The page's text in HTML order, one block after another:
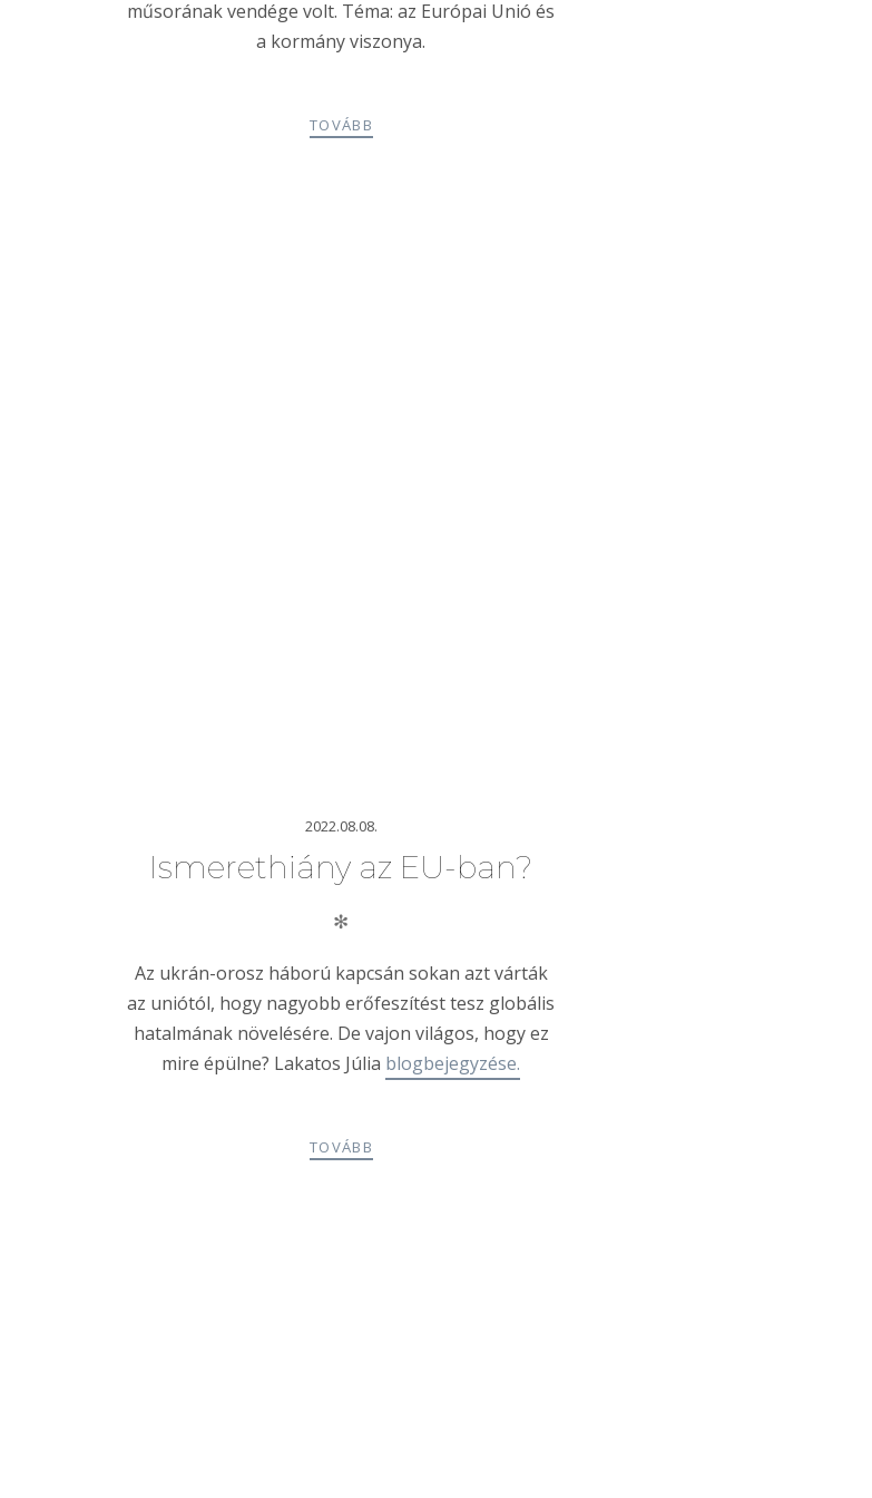
műsorának vendége volt. Téma: az Európai Unió és
a kormány viszonya.
TOVÁBB
2022.08.08.
Ismerethiány az EU-ban?
✻
Az ukrán-orosz háború kapcsán sokan azt várták
az uniótól, hogy nagyobb erőfeszítést tesz globális
hatalmának növelésére. De vajon világos, hogy ez
mire épülne? Lakatos Júlia blogbejegyzése.
TOVÁBB